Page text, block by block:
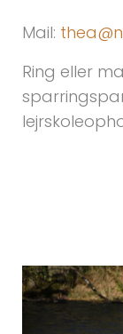
Mail:
Ring eller